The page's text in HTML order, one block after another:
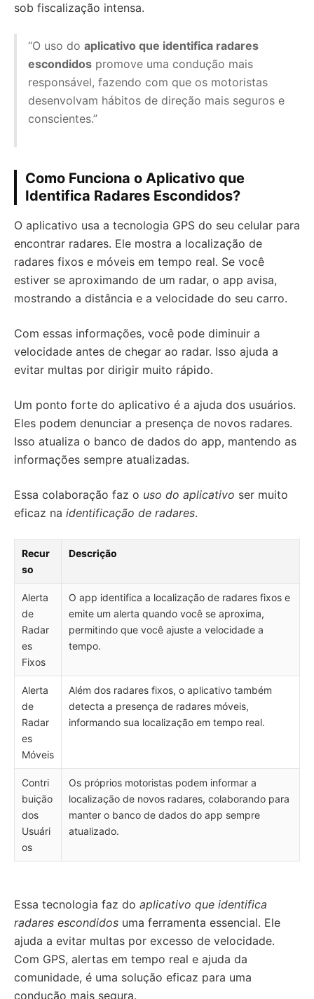
sob fiscalização intensa.
“O uso do aplicativo que identifica radares
escondidos promove uma condução mais
responsável, fazendo com que os motoristas
desenvolvam hábitos de direção mais seguros e
conscientes.”
Como Funciona o Aplicativo que
Identifica Radares Escondidos?
O aplicativo usa a tecnologia GPS do seu celular para
encontrar radares. Ele mostra a localização de
radares fixos e móveis em tempo real. Se você
estiver se aproximando de um radar, o app avisa,
mostrando a distância e a velocidade do seu carro.
Com essas informações, você pode diminuir a
velocidade antes de chegar ao radar. Isso ajuda a
evitar multas por dirigir muito rápido.
Um ponto forte do aplicativo é a ajuda dos usuários.
Eles podem denunciar a presença de novos radares.
Isso atualiza o banco de dados do app, mantendo as
informações sempre atualizadas.
Essa colaboração faz o uso do aplicativo ser muito
eficaz na identificação de radares.
Recur
so
Descrição
Alerta
de
Radar
es
Fixos
O app identifica a localização de radares fixos e
emite um alerta quando você se aproxima,
permitindo que você ajuste a velocidade a
tempo.
Alerta
de
Radar
es
Móveis
Além dos radares fixos, o aplicativo também
detecta a presença de radares móveis,
informando sua localização em tempo real.
Contri
buição
dos
Usuári
os
Os próprios motoristas podem informar a
localização de novos radares, colaborando para
manter o banco de dados do app sempre
atualizado.
Essa tecnologia faz do aplicativo que identifica
radares escondidos uma ferramenta essencial. Ele
ajuda a evitar multas por excesso de velocidade.
Com GPS, alertas em tempo real e ajuda da
comunidade, é uma solução eficaz para uma
condução mais segura.